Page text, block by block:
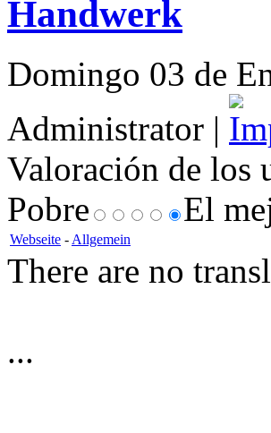
Handwerk
Domingo 03 de
Administrator |
Valoración de los
Pobre
El
Webseite - Allgemein
There are no
...